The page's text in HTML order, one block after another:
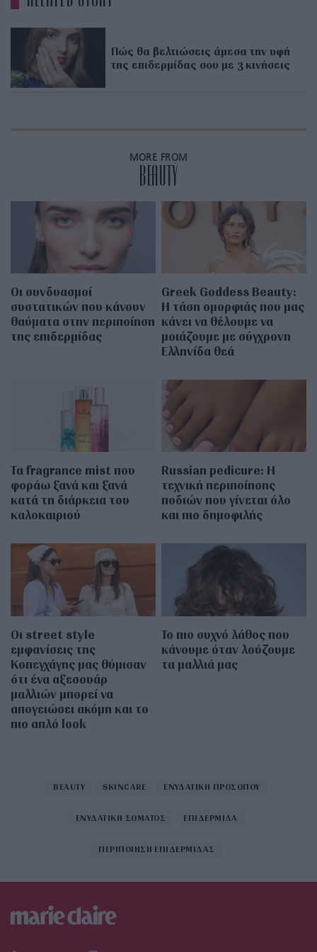
Πώς θα βελτιώσεις άμεσα την υφή
της επιδερμίδας σου με 3 κινήσεις
MORE FROM
BEAUTY
Οι συνδυασμοί
συστατικών που κάνουν
θαύματα στην περιποίηση
της επιδερμίδας
Greek Goddess Beauty:
Η τάση ομορφιάς που μας
κάνει να θέλουμε να
μοιάζουμε με σύγχρονη
Ελληνίδα θεά
Τα fragrance mist που
φοράω ξανά και ξανά
κατά τη διάρκεια του
καλοκαιριού
Russian pedicure: Η
τεχνική περιποίησης
ποδιών που γίνεται όλο
και πιο δημοφιλής
Οι street style
εμφανίσεις της
Κοπεγχάγης μας θύμισαν
ότι ένα αξεσουάρ
μαλλιών μπορεί να
απογειώσει ακόμη και το
πιο απλό look
Το πιο συχνό λάθος που
κάνουμε όταν λούζουμε
τα μαλλιά μας
BEAUTY SKINCARE ΕΝΥΔΑΤΙΚΗ ΠΡΟΣΩΠΟΥ
ΕΝΥΔΑΤΙΚΗ ΣΩΜΑΤΟΣ ΕΠΙΔΕΡΜΙΔΑ
ΠΕΡΙΠΟΙΗΣΗ ΕΠΙΔΕΡΜΙΔΑΣ